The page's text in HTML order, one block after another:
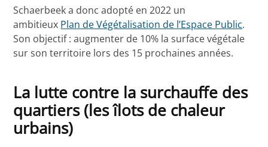
Schaerbeek a donc adopté en 2022 un
ambitieux Plan de Végétalisation de l’Espace Public.
Son objectif : augmenter de 10% la surface végétale
sur son territoire lors des 15 prochaines années.
La lutte contre la surchauffe des
quartiers (les îlots de chaleur
urbains)